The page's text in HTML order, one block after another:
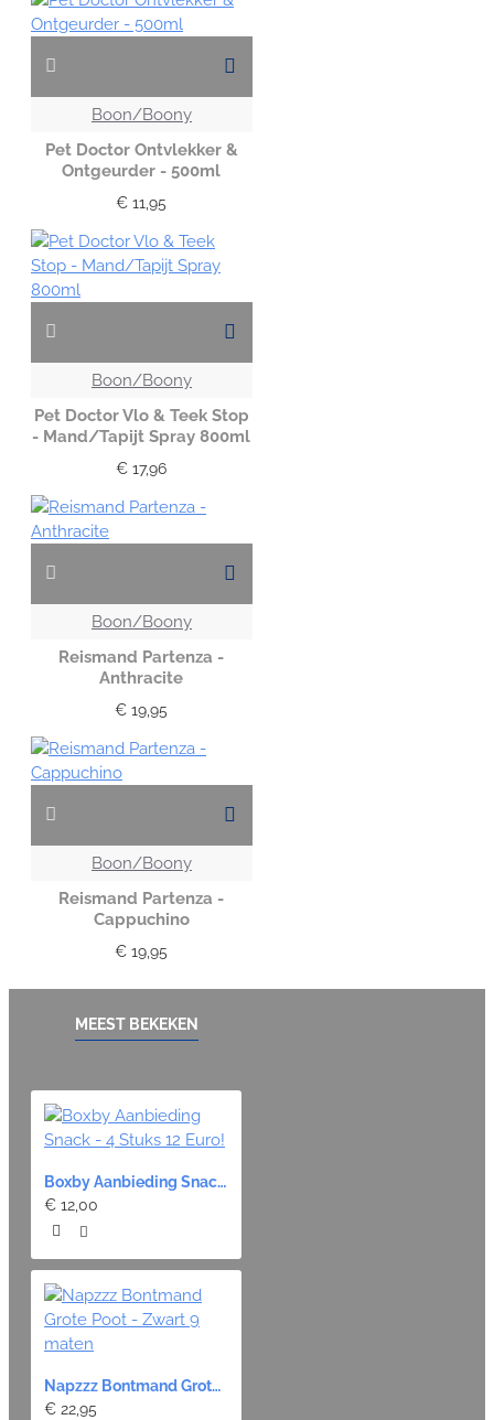
Boon/Boony
Pet Doctor Ontvlekker &
Ontgeurder - 500ml
€ 11,95
Boon/Boony
Pet Doctor Vlo & Teek Stop
- Mand/Tapijt Spray 800ml
€ 17,96
Boon/Boony
Reismand Partenza -
Anthracite
€ 19,95
Boon/Boony
Reismand Partenza -
Cappuchino
€ 19,95
MEEST BEKEKEN
Boxby Aanbieding Snack - 4 Stuks 12 Euro!
€ 12,00
Napzzz Bontmand Grote Poot - Zwart 9 maten
€ 22,95